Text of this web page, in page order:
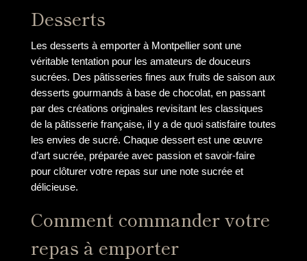
Desserts
Les desserts à emporter à Montpellier sont une
véritable tentation pour les amateurs de douceurs
sucrées. Des pâtisseries fines aux fruits de saison aux
desserts gourmands à base de chocolat, en passant
par des créations originales revisitant les classiques
de la pâtisserie française, il y a de quoi satisfaire toutes
les envies de sucré. Chaque dessert est une œuvre
d’art sucrée, préparée avec passion et savoir-faire
pour clôturer votre repas sur une note sucrée et
délicieuse.
Comment commander votre
repas à emporter